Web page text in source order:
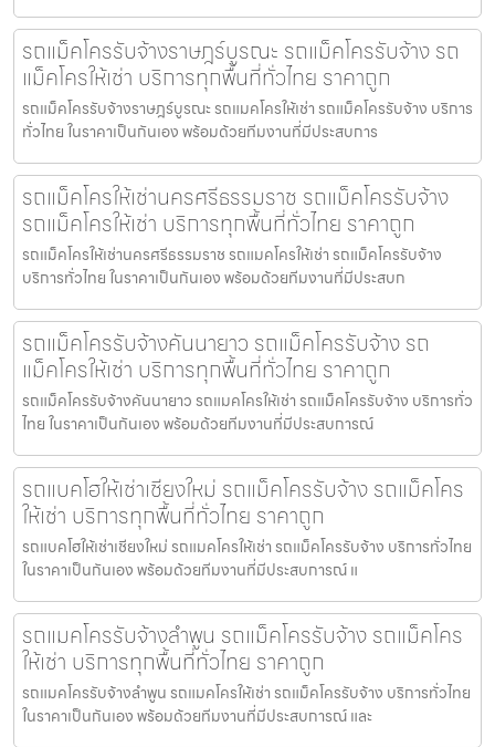
รถแม็คโครรับจ้างราษฎร์บูรณะ รถแม็คโครรับจ้าง รถ
แม็คโครให้เช่า บริการทุกพื้นที่ทั่วไทย ราคาถูก
รถแม็คโครรับจ้างราษฎร์บูรณะ รถแมคโครให้เช่า รถแม็คโครรับจ้าง บริการ
ทั่วไทย ในราคาเป็นกันเอง พร้อมด้วยทีมงานที่มีประสบการ
รถแม็คโครให้เช่านครศรีธรรมราช รถแม็คโครรับจ้าง
รถแม็คโครให้เช่า บริการทุกพื้นที่ทั่วไทย ราคาถูก
รถแม็คโครให้เช่านครศรีธรรมราช รถแมคโครให้เช่า รถแม็คโครรับจ้าง
บริการทั่วไทย ในราคาเป็นกันเอง พร้อมด้วยทีมงานที่มีประสบก
รถแม็คโครรับจ้างคันนายาว รถแม็คโครรับจ้าง รถ
แม็คโครให้เช่า บริการทุกพื้นที่ทั่วไทย ราคาถูก
รถแม็คโครรับจ้างคันนายาว รถแมคโครให้เช่า รถแม็คโครรับจ้าง บริการทั่ว
ไทย ในราคาเป็นกันเอง พร้อมด้วยทีมงานที่มีประสบการณ์
รถแบคโฮให้เช่าเชียงใหม่ รถแม็คโครรับจ้าง รถแม็คโคร
ให้เช่า บริการทุกพื้นที่ทั่วไทย ราคาถูก
รถแบคโฮให้เช่าเชียงใหม่ รถแมคโครให้เช่า รถแม็คโครรับจ้าง บริการทั่วไทย
ในราคาเป็นกันเอง พร้อมด้วยทีมงานที่มีประสบการณ์ แ
รถแมคโครรับจ้างลำพูน รถแม็คโครรับจ้าง รถแม็คโคร
ให้เช่า บริการทุกพื้นที่ทั่วไทย ราคาถูก
รถแมคโครรับจ้างลำพูน รถแมคโครให้เช่า รถแม็คโครรับจ้าง บริการทั่วไทย
ในราคาเป็นกันเอง พร้อมด้วยทีมงานที่มีประสบการณ์ และ